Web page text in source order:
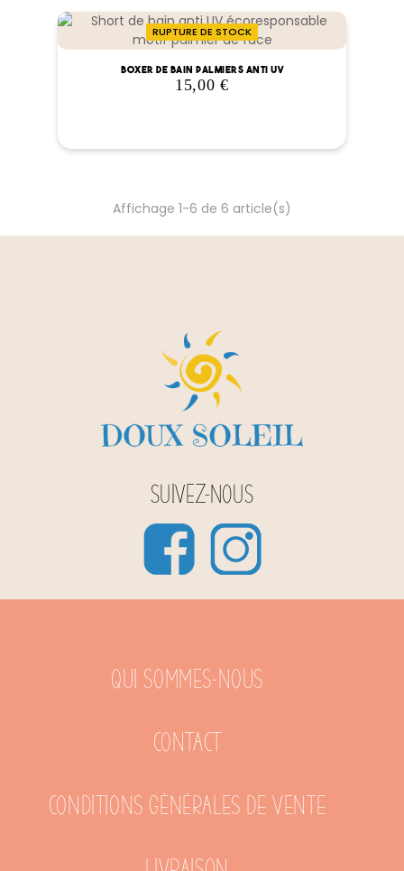
RUPTURE DE STOCK
Boxer de bain palmiers anti UV
Prix
15,00 €
Affichage 1-6 de 6 article(s)
Suivez-nous
Qui sommes-nous
Contact
Conditions générales de vente